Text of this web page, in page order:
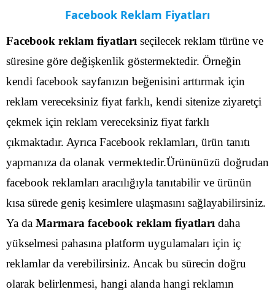
Facebook Reklam Fiyatları
Facebook reklam fiyatları seçilecek reklam türüne ve
süresine göre değişkenlik göstermektedir. Örneğin
kendi facebook sayfanızın beğenisini arttırmak için
reklam vereceksiniz fiyat farklı, kendi sitenize ziyaretçi
çekmek için reklam vereceksiniz fiyat farklı
çıkmaktadır. Ayrıca Facebook reklamları, ürün tanıtı
yapmanıza da olanak vermektedir.Ürününüzü doğrudan
facebook reklamları aracılığıyla tanıtabilir ve ürünün
kısa sürede geniş kesimlere ulaşmasını sağlayabilirsiniz.
Ya da Marmara facebook reklam fiyatları daha
yükselmesi pahasına platform uygulamaları için iç
reklamlar da verebilirsiniz. Ancak bu sürecin doğru
olarak belirlenmesi, hangi alanda hangi reklamın